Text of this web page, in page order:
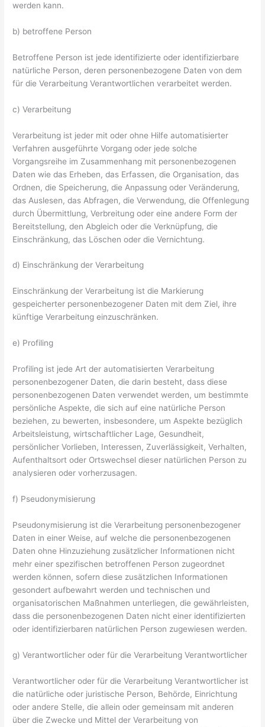
werden kann.
b) betroffene Person
Betroffene Person ist jede identifizierte oder identifizierbare
natürliche Person, deren personenbezogene Daten von dem
für die Verarbeitung Verantwortlichen verarbeitet werden.
c) Verarbeitung
Verarbeitung ist jeder mit oder ohne Hilfe automatisierter
Verfahren ausgeführte Vorgang oder jede solche
Vorgangsreihe im Zusammenhang mit personenbezogenen
Daten wie das Erheben, das Erfassen, die Organisation, das
Ordnen, die Speicherung, die Anpassung oder Veränderung,
das Auslesen, das Abfragen, die Verwendung, die Offenlegung
durch Übermittlung, Verbreitung oder eine andere Form der
Bereitstellung, den Abgleich oder die Verknüpfung, die
Einschränkung, das Löschen oder die Vernichtung.
d) Einschränkung der Verarbeitung
Einschränkung der Verarbeitung ist die Markierung
gespeicherter personenbezogener Daten mit dem Ziel, ihre
künftige Verarbeitung einzuschränken.
e) Profiling
Profiling ist jede Art der automatisierten Verarbeitung
personenbezogener Daten, die darin besteht, dass diese
personenbezogenen Daten verwendet werden, um bestimmte
persönliche Aspekte, die sich auf eine natürliche Person
beziehen, zu bewerten, insbesondere, um Aspekte bezüglich
Arbeitsleistung, wirtschaftlicher Lage, Gesundheit,
persönlicher Vorlieben, Interessen, Zuverlässigkeit, Verhalten,
Aufenthaltsort oder Ortswechsel dieser natürlichen Person zu
analysieren oder vorherzusagen.
f) Pseudonymisierung
Pseudonymisierung ist die Verarbeitung personenbezogener
Daten in einer Weise, auf welche die personenbezogenen
Daten ohne Hinzuziehung zusätzlicher Informationen nicht
mehr einer spezifischen betroffenen Person zugeordnet
werden können, sofern diese zusätzlichen Informationen
gesondert aufbewahrt werden und technischen und
organisatorischen Maßnahmen unterliegen, die gewährleisten,
dass die personenbezogenen Daten nicht einer identifizierten
oder identifizierbaren natürlichen Person zugewiesen werden.
g) Verantwortlicher oder für die Verarbeitung Verantwortlicher
Verantwortlicher oder für die Verarbeitung Verantwortlicher ist
die natürliche oder juristische Person, Behörde, Einrichtung
oder andere Stelle, die allein oder gemeinsam mit anderen
über die Zwecke und Mittel der Verarbeitung von